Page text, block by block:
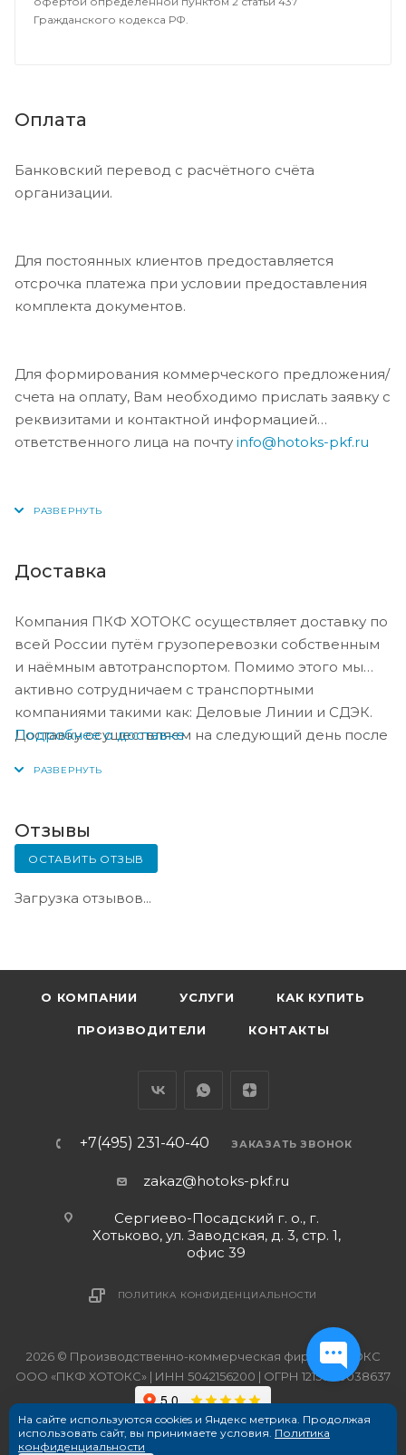
Гражданского кодекса РФ.
Оплата
Банковский перевод с расчётного счёта
организации.
Для постоянных клиентов предоставляется
отсрочка платежа при условии предоставления
комплекта документов.
Для формирования коммерческого предложения/
счета на оплату, Вам необходимо прислать заявку с
реквизитами и контактной информацией
ответственного лица на почту info@hotoks-pkf.ru
Доставка
Компания ПКФ ХОТОКС осуществляет доставку по
всей России путём грузоперевозки собственным
и наёмным автотранспортом. Помимо этого мы
активно сотрудничаем с транспортными
компаниями такими как: Деловые Линии и СДЭК.
Доставку осуществляем на следующий день после
Подробнее о доставке
Отзывы
ОСТАВИТЬ ОТЗЫВ
Загрузка отзывов...
О КОМПАНИИ УСЛУГИ КАК КУПИТЬ
ПРОИЗВОДИТЕЛИ КОНТАКТЫ
+7(495) 231-40-40 ЗАКАЗАТЬ ЗВОНОК
zakaz@hotoks-pkf.ru
Сергиево-Посадский г. о., г.
Хотьково, ул. Заводская, д. 3, стр. 1,
офис 39
ПОЛИТИКА КОНФИДЕНЦИАЛЬНОСТИ
2026 © Производственно-коммерческая фирма ХОТОКС
ООО «ПКФ ХОТОКС» | ИНН 5042156200 | ОГРН 1215000038637
На сайте используются cookies и Яндекс метрика. Продолжая
использовать сайт, вы принимаете условия. Политика
конфиденциальности